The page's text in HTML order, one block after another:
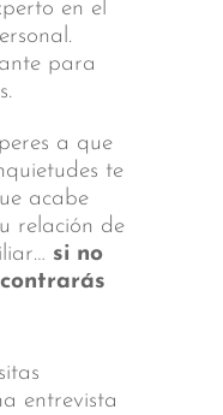
en el
para
a que
te
acabe
relación de
si no
entrevista